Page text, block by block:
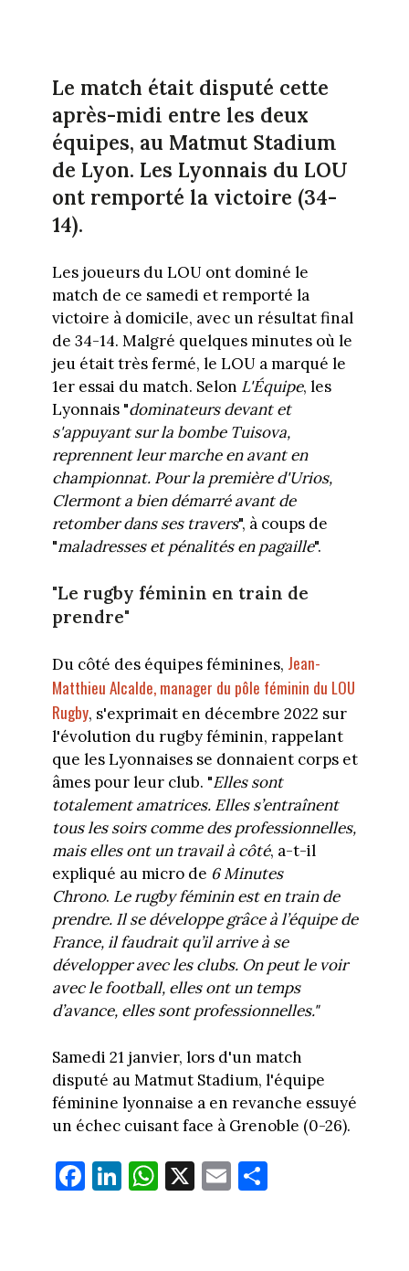
Le match était disputé cette
après-midi entre les deux
équipes, au Matmut Stadium
de Lyon. Les Lyonnais du LOU
ont remporté la victoire (34-
14).
Les joueurs du LOU ont dominé le
match de ce samedi et remporté la
victoire à domicile, avec un résultat final
de 34-14. Malgré quelques minutes où le
jeu était très fermé, le LOU a marqué le
1er essai du match. Selon L'Équipe, les
Lyonnais "dominateurs devant et
s'appuyant sur la bombe Tuisova,
reprennent leur marche en avant en
championnat. Pour la première d'Urios,
Clermont a bien démarré avant de
retomber dans ses travers", à coups de
"maladresses et pénalités en pagaille".
"Le rugby féminin en train de
prendre"
Du côté des équipes féminines, Jean-
Matthieu Alcalde, manager du pôle féminin du LOU
Rugby, s'exprimait en décembre 2022 sur
l'évolution du rugby féminin, rappelant
que les Lyonnaises se donnaient corps et
âmes pour leur club. "Elles sont
totalement amatrices. Elles s’entraînent
tous les soirs comme des professionnelles,
mais elles ont un travail à côté, a-t-il
expliqué au micro de 6 Minutes
Chrono. Le rugby féminin est en train de
prendre. Il se développe grâce à l’équipe de
France, il faudrait qu’il arrive à se
développer avec les clubs. On peut le voir
avec le football, elles ont un temps
d’avance, elles sont professionnelles."
Samedi 21 janvier, lors d'un match
disputé au Matmut Stadium, l'équipe
féminine lyonnaise a en revanche essuyé
un échec cuisant face à Grenoble (0-26).
Fa
ce
Li
nk
W
ha
X E
m
Pa